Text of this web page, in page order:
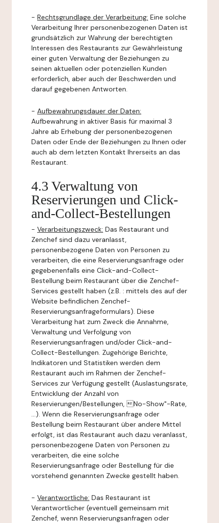
- Rechtsgrundlage der Verarbeitung: Eine solche
Verarbeitung Ihrer personenbezogenen Daten ist
grundsätzlich zur Wahrung der berechtigten
Interessen des Restaurants zur Gewährleistung
einer guten Verwaltung der Beziehungen zu
seinen aktuellen oder potenziellen Kunden
erforderlich, aber auch der Beschwerden und
darauf gegebenen Antworten.
- Aufbewahrungsdauer der Daten:
Aufbewahrung in aktiver Basis für maximal 3
Jahre ab Erhebung der personenbezogenen
Daten oder Ende der Beziehungen zu Ihnen oder
auch ab dem letzten Kontakt Ihrerseits an das
Restaurant.
4.3 Verwaltung von
Reservierungen und Click-
and-Collect-Bestellungen
- Verarbeitungszweck: Das Restaurant und
Zenchef sind dazu veranlasst,
personenbezogene Daten von Personen zu
verarbeiten, die eine Reservierungsanfrage oder
gegebenenfalls eine Click-and-Collect-
Bestellung beim Restaurant über die Zenchef-
Services gestellt haben (z.B. : mittels des auf der
Website befindlichen Zenchef-
Reservierungsanfrageformulars). Diese
Verarbeitung hat zum Zweck die Annahme,
Verwaltung und Verfolgung von
Reservierungsanfragen und/oder Click-and-
Collect-Bestellungen. Zugehörige Berichte,
Indikatoren und Statistiken werden dem
Restaurant auch im Rahmen der Zenchef-
Services zur Verfügung gestellt (Auslastungsrate,
Entwicklung der Anzahl von
Reservierungen/Bestellungen, No-Show"-Rate,
...). Wenn die Reservierungsanfrage oder
Bestellung beim Restaurant über andere Mittel
erfolgt, ist das Restaurant auch dazu veranlasst,
personenbezogene Daten von Personen zu
verarbeiten, die eine solche
Reservierungsanfrage oder Bestellung für die
vorstehend genannten Zwecke gestellt haben.
- Verantwortliche: Das Restaurant ist
Verantwortlicher (eventuell gemeinsam mit
Zenchef, wenn Reservierungsanfragen oder